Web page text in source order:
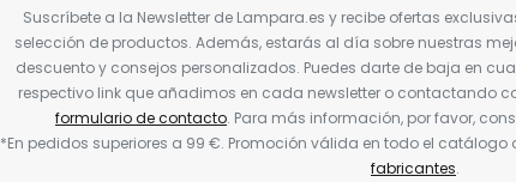
Suscríbete a la Newsletter de Lampara.es y recibe ofertas
selección de productos. Además, estarás al día sobre nuestras
descuento y consejos personalizados. Puedes darte de baja en
respectivo link que añadimos en cada newsletter o contactando
formulario de contacto. Para más información, por favor,
*En pedidos superiores a 99 €. Promoción válida en todo el
fabricantes.